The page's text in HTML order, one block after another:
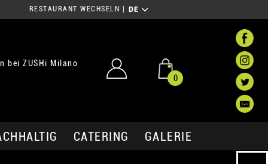
RESTAURANT WECHSELN DE
bei ZUSHi Milano
0
CATERING GALERIE